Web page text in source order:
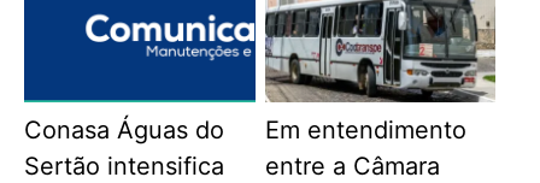
Conasa Águas do
Sertão intensifica
Em entendimento
entre a Câmara